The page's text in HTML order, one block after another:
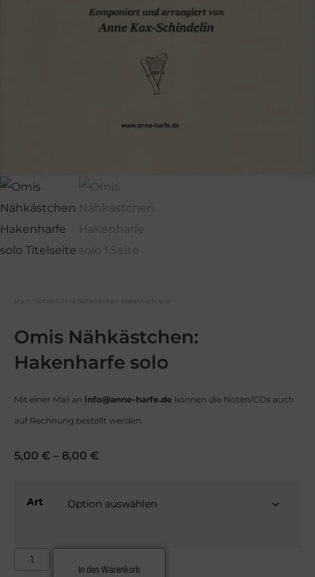
Start Noten / Omis Nähkästchen: Hakenharfe solo
Omis Nähkästchen:
Hakenharfe solo
Mit einer Mail an info@anne-harfe.de können die Noten/CDs auch
auf Rechnung bestellt werden.
5,00 € – 8,00 €
Art
In den Warenkorb